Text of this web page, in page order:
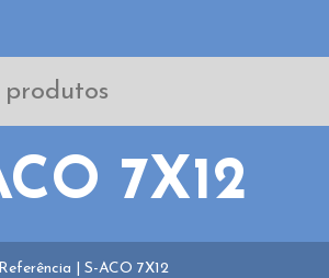
7X12
Referência | S-ACO 7X12